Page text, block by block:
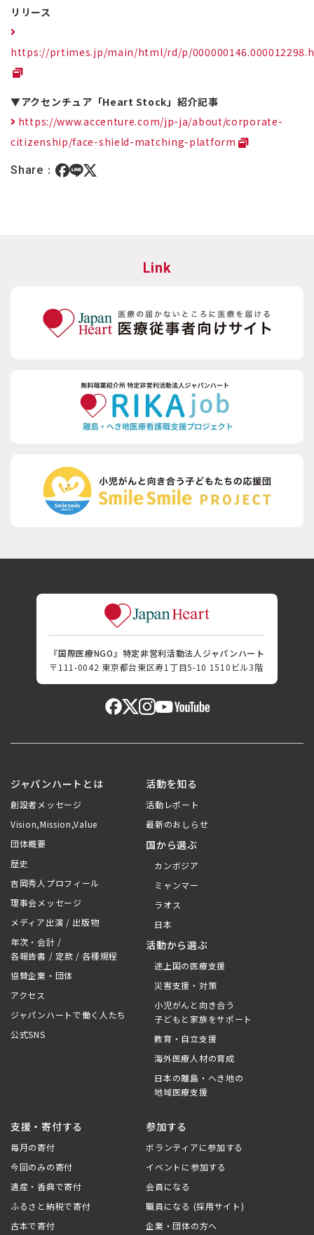
リリース
https://prtimes.jp/main/html/rd/p/
▼アクセンチュア「Heart Stock」紹介記事
https://www.accenture.com/jp-ja/about/corporate-
citizenship/face-shield-matching-platform
Share：
Link
『国際医療NGO』特定非営利活動法人ジャパンハート
〒111-0042 東京都台東区寿1丁目5-10 1510ビル3階
ジャパンハートとは
創設者メッセージ
Vision,Mission,Value
団体概要
歴史
吉岡秀人プロフィール
理事会メッセージ
メディア出演 / 出版物
年次・会計 /
各報告書 / 定款 / 各種規程
協賛企業・団体
アクセス
ジャパンハートで働く人たち
公式SNS
活動を知る
活動レポート
最新のおしらせ
国から選ぶ
カンボジア
ミャンマー
ラオス
日本
活動から選ぶ
途上国の医療支援
災害支援・対策
小児がんと向き合う
子どもと家族をサポート
教育・自立支援
海外医療人材の育成
日本の離島・へき地の
地域医療支援
支援・寄付する
毎月の寄付
今回のみの寄付
遺産・香典で寄付
ふるさと納税で寄付
古本で寄付
参加する
ボランティアに参加する
イベントに参加する
会員になる
職員になる (採用サイト)
企業・団体の方へ